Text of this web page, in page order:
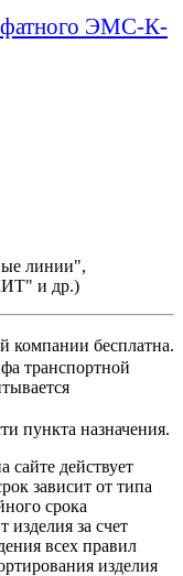
ЭМС-К-
линии",
и др.)
компании бесплатна.
транспортной
пункта назначения.
сайте действует
зависит от типа
срока
изделия за счет
всех правил
изделия